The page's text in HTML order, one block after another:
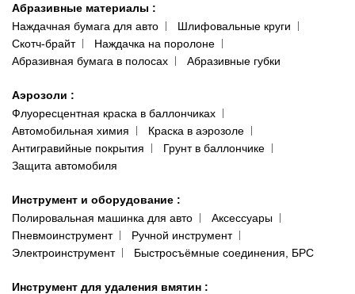
Абразивные материалы :
Наждачная бумага для авто
Шлифовальные круги
Скотч-брайт
Наждачка на поролоне
Абразивная бумага в полосах
Абразивные губки
Аэрозоли :
Флуоресцентная краска в баллончиках
Автомобильная химия
Краска в аэрозоле
Антигравийные покрытия
Грунт в баллончике
Защита автомобиля
Инструмент и оборудование :
Полировальная машинка для авто
Аксессуары
Пневмоинструмент
Ручной инструмент
Электроинструмент
Быстросъёмные соединения, БРС
Инструмент для удаления вмятин :